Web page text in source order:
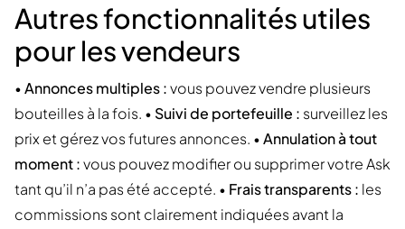
Autres fonctionnalités utiles
pour les vendeurs
•Annonces multiples :vous pouvez vendre plusieurs
bouteilles à la fois. • Suivi de portefeuille : surveillez les
prix et gérez vos futures annonces. •Annulation à tout
moment :vous pouvez modifier ou supprimer votre Ask
tant qu’il n’a pas été accepté. • Frais transparents : les
commissions sont clairement indiquées avant la